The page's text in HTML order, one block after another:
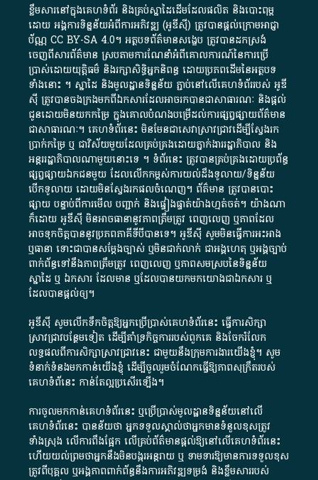
ខ្លឹមសារ​នៅ​ក្នុង​គេហទំព័រ និង​គ្រប់​ស្នា​ដៃ​ដើម​ដែល​ផលិត​ និង​បោះពុម្ព​
ដោយ​ អង្គការ​ទិន្នន័យ​អំពី​ការអភិវឌ្ឍ​​ (អូ​ឌី​ស៊ី)​ ត្រូវ​បាន​ផ្តល់​ក្រោម​អាជ្ញា
ប័ណ្ណ​CC BY-SA 4.0។​ អត្ថបទ​ព័ត៌មាន​សង្ខេប​ ត្រូវ​បាន​ដកស្រង់​
ចេញពី​សារព័ត៌មាន ស្របតាមការ​ណែនាំ​អំពី​គោលការណ៍​នៃ​ការ​ប្រើ
ប្រាស់​ដោយ​យុត្តិធម៌​ និង​រក្សាសិទ្ធិអ្នកនិពន្ធ ដោយ​ប្រភពដើម​នៃ​​អត្ថបទ
ទាំង​នោះ​ ។​ ស្នាដៃ​ និង​មូលដ្ឋាន​ទិន្នន័យ ​ភ្ជាប់​នៅ​លើ​គេហទំព័រ​របស់​ អូ​ឌី​
ស៊ី​ ត្រូវ​បាន​ចងក្រង​មក​ពី​ឯកសារ​ដែល​អាច​រក​បានជា​សាធារណៈ​ និង​ផ្តល់​
ជូន​ដោយ​មិន​យក​កម្រៃ​ ក្នុង​គោលបំណង​បម្រើ​ដល់ការ​ផ្សព្វផ្សាយ​ព័ត៌មាន​
ជា​សាធារណៈ​។​ គេហទំព័រ​នេះ​ មិនមែន​ជា​សេវា​ស្រាវជ្រាវ​ដើម្បី​ស្វែងរក
ប្រាក់​កម្រៃ​ ឬ​ ជា​វិស័យ​មួយ​ដែល​គ្រប់គ្រង​ដោយ​ភ្នាក់ងារ​រដ្ឋាភិបាល​ និង ​
អន្តររដ្ឋាភិបាល​ណាមួយ​នោះ​ទេ ​។​ ទំព័រ​នេះ​ ត្រូវ​បាន​គ្រប់គ្រង​ដោយ​ប្រព័ន្ធ​
ផ្សព្វផ្សាយ​ឯកជន​មួយ​ ដែល​លើកកម្ពស់​ការ​យល់​ដឹង​ទូលាយ​/​ទិន្នន័យ​
បើក​ទូលាយ​ ដោយ​មិនស្វែង​រក​ផល​ចំណេញ​។​ ព័ត៌មាន​ ត្រូវ​បាន​បោះ
ផ្សាយ​ បន្ទាប់​ពី​ការ​មើល​ បញ្ជាក់​ និង​ផ្ទៀងផ្ទាត់​យ៉ាង​ហ្មត់ចត់​។​ យ៉ាងណា​
ក៏​ដោយ​ អូ​ឌី​ស៊ី​ មិន​អាច​ធានា​នូវ​ភាព​ត្រឹមត្រូវ​ ពេញលេញ​ ឬ​ភាព​ដែល​
អាច​ទុកចិត្ត​បាននូវ​ប្រភព​ភាគី​ទី​បី​បាន​ទេ​។​ អូ​ឌី​ស៊ី​ សូម​មិន​ធ្វើការ​អះអាង​
ឬ​ធានា​ ទោះជា​បាន​សម្តែង​ច្បាស់​ ឬ​មិន​ជាក់លាក់​ ជា​អង្គហេតុ​ ឬ​អង្គច្បាប់​
ពាក់ព័ន្ធ​ទៅ​នឹង​ភាព​ត្រឹមត្រូវ​ ពេញលេញ​ ឬ​ភាព​សម​ស្រប​នៃ​ទិន្នន័យ​
ស្នាដៃ​ ឬ​ ឯកសារ​ ដែល​មាន​ ឬ​ដែល​បាន​យក​មក​យោង​ជា​ឯកសារ​ ឬ​
ដែល​បាន​ផ្តល់​ឲ្យ​។
អូឌីស៊ី សូមលើកទឹកចិត្តឱ្យអ្នកប្រើប្រាស់គេហទំព័រនេះ ធ្វើការសិក្សា
ស្រាវជ្រាវបន្ថែមទៀត ដើម្បីគាំទ្រកិច្ចការ​របស់ពួកគេ និងចែករំលែក
លទ្ធផលពីការសិក្សាស្រាវជ្រាវនេះ ជាមួយនឹងក្រុមការងារយើងខ្ញុំ។ សូម
ទំនាក់ទំនងមកកាន់យើងខ្ញុំ ដើម្បីចូលរួមចំណែកធ្វើឱ្យភាពសុក្រឹតរបស់
គេហទំព័នេះ កាន់តែល្អប្រសើរឡើង។
ការចូលមកកាន់គេហទំព័រនេះ ឬប្រើប្រាស់មូលដ្ឋានទិន្នន័យនៅលើ
គេហទំព័រនេះ បានន័យថា អ្នកទទួលស្គាល់ថាអ្នកមានទំនួលខុសត្រូវ
ទាំងស្រុង លើការពឹងផ្អែក លើគ្រប់ព័ត៌មានផ្តល់ឱ្យនៅលើគេហទំព័រនេះ
ហើយយល់ព្រមថាអ្នកនឹងមិនបង្ករអន្តរាយ ឬ ទាមទារ​ឱ្យមានការទទួលខុស​
ត្រូវពីបុគ្គល ឬអង្គភាពពាក់ព័ន្ធនឹងការអភិវឌ្ឍទម្រង់ និងខ្លឹមសាររបស់